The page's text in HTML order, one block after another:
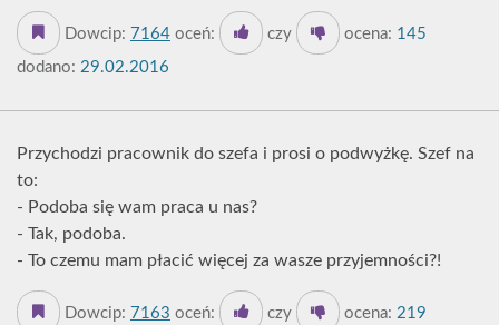
Dowcip: 7164 oceń: czy ocena: 145
dodano: 29.02.2016
Przychodzi pracownik do szefa i prosi o podwyżkę. Szef na
to:
- Podoba się wam praca u nas?
- Tak, podoba.
- To czemu mam płacić więcej za wasze przyjemności?!
Dowcip: 7163 oceń: czy ocena: 219